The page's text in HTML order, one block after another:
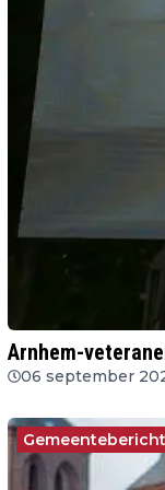
Arnhem-
06 september